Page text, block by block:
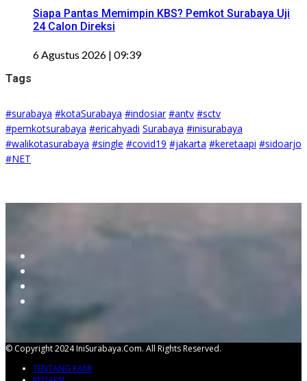
Siapa Pantas Memimpin KBS? Pemkot Surabaya Uji
24 Calon Direksi
6 Agustus 2026 | 09:39
Tags
#surabaya #kotaSurabaya #indosiar #antv #sctv
#pemkotsurabaya #ericahyadi Surabaya #inisurabaya
#walikotasurabaya #single #covid19 #jakarta #keretaapi #sidoarjo
#NET
© Copyright 2024 IniSurabaya.com. All Rights Reserved.
TENTANG KAMI